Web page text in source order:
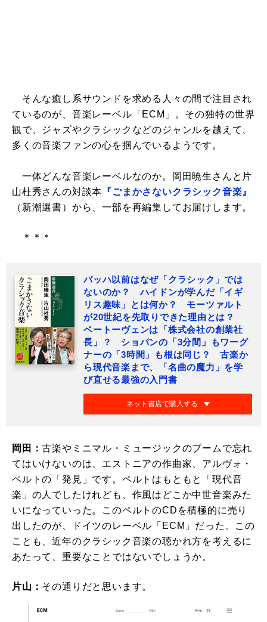
そんな癒し系サウンドを求める人々の間で注目され
ているのが、音楽レーベル「ECM」。その独特の世界
観で、ジャズやクラシックなどのジャンルを越えて、
多くの音楽ファンの心を掴んでいるようです。
一体どんな音楽レーベルなのか。岡田暁生さんと片
山杜秀さんの対談本 『ごまかさないクラシック音楽』
（新潮選書）から、一部を再編集してお届けします。
＊＊＊
バッハ以前はなぜ「クラシック」では
ないのか？ ハイドンが学んだ「イギ
リス趣味」とは何か？ モーツァルト
が20世紀を先取りできた理由とは？
ベートーヴェンは「株式会社の創業社
長」？ ショパンの「3分間」もワーグ
ナーの「3時間」も根は同じ？ 古楽か
ら現代音楽まで、「名曲の魔力」を学
び直せる最強の入門書
ネット書店で購入する
岡田：古楽やミニマル・ミュージックのブームで忘れ
てはいけないのは、エストニアの作曲家、アルヴォ・
ペルトの「発見」です。ペルトはもともと「現代音
楽」の人でしたけれども、作風はどこか中世音楽みた
いになっていった。このペルトのCDを積極的に売り
出したのが、ドイツのレーベル「ECM」だった。この
ことも、近年のクラシック音楽の聴かれ方を考えるに
あたって、重要なことではないでしょうか。
片山： その通りだと思います。